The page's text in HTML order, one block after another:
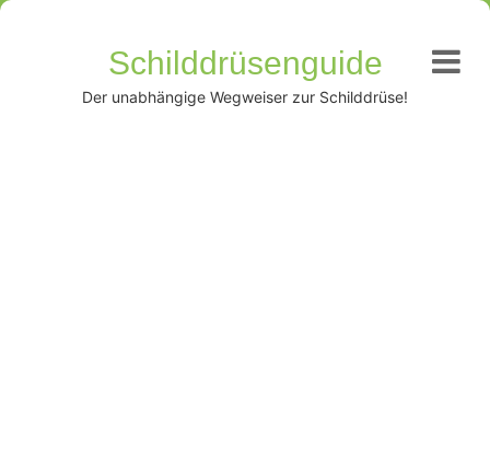
Schilddrüsenguide
Der unabhängige Wegweiser zur Schilddrüse!